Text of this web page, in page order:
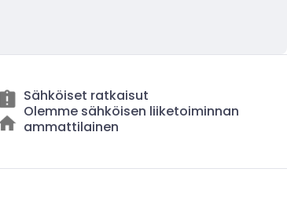
Sähköiset ratkaisut
Olemme sähköisen liiketoiminnan
ammattilainen